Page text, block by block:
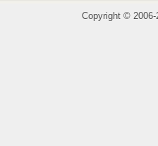
Copyright ©